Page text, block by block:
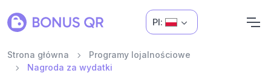
Pl:
Strona główna
Programy lojalnościowe
Nagroda za wydatki